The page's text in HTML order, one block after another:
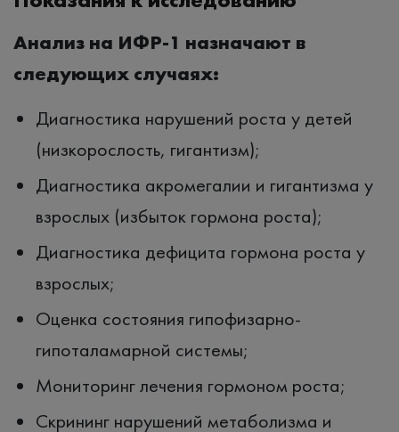
Анализ на ИФР-1 назначают в
следующих случаях:
Диагностика нарушений роста у детей
(низкорослость, гигантизм);
Диагностика акромегалии и гигантизма у
взрослых (избыток гормона роста);
Диагностика дефицита гормона роста у
взрослых;
Оценка состояния гипофизарно-
гипоталамарной системы;
Мониторинг лечения гормоном роста;
Скрининг нарушений метаболизма и